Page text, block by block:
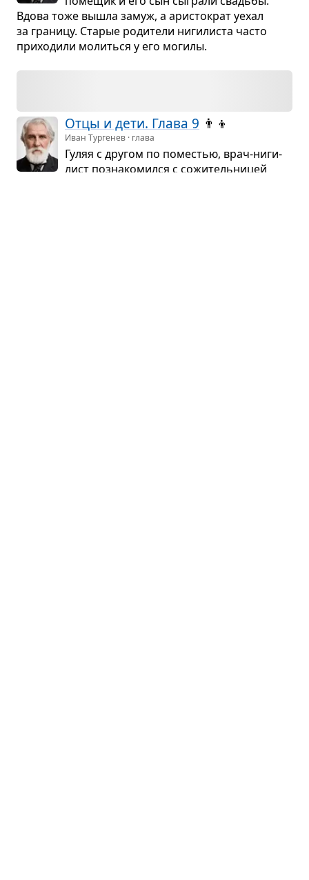
Вдова тоже вышла замуж, а ари­сто­крат уехал
за гра­ницу. Ста­рые роди­тели ниги­ли­ста часто
при­хо­дили молиться у его могилы.
Отцы и дети. Глава 9 👨‍👦
Иван Тургенев · глава
Гуляя с дру­гом по поме­стью, врач-ниги­
лист позна­ко­мился с сожи­тель­ни­цей